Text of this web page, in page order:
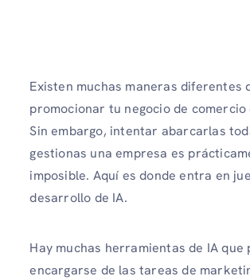
Existen muchas maneras diferentes
promocionar tu negocio de
Sin embargo, intentar abarcarlas
gestionas una empresa es
imposible. Aquí es donde entra en
desarrollo de IA.
Hay muchas herramientas de IA que
encargarse de las tareas de